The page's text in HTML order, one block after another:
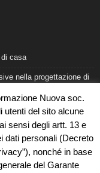
casa
nella progettazione di
qualità del mare
per l’ultimo saluto
veri
Nuova soc.
utenti del sito alcune
sensi degli artt. 13 e
dati personali (Decreto
nonché in base
del Garante